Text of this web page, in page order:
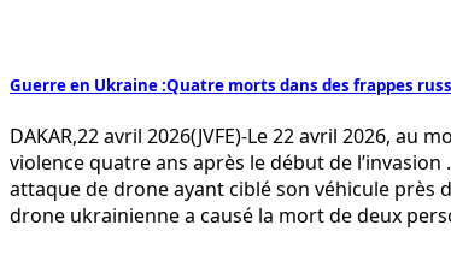
Guerre en Ukraine :Quatre morts dans des frappes
DAKAR,22 avril 2026(JVFE)-Le 22 avril 2026,
violence quatre ans après le début de
attaque de drone ayant ciblé son véhicule près
drone ukrainienne a causé la mort de deux